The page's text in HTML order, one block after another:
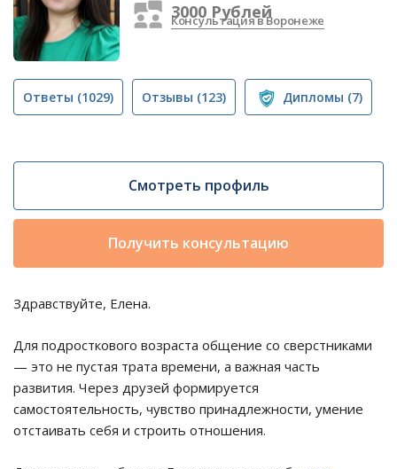
3000 Рублей
Консультация в Воронеже
Ответы (1029) Отзывы (123) Дипломы (7)
Смотреть профиль
Получить консультацию
Здравствуйте, Елена.
Для подросткового возраста общение со сверстниками
— это не пустая трата времени, а важная часть
развития. Через друзей формируется
самостоятельность, чувство принадлежности, умение
отстаивать себя и строить отношения.